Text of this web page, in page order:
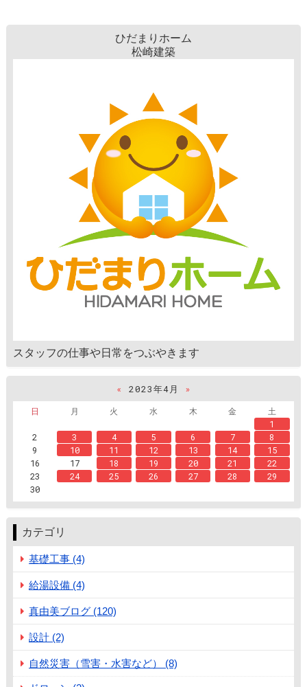
ひだまりホーム
松崎建築
スタッフの仕事や日常をつぶやきます
« 2023年4月
»
日
月 火 水 木 金
土
1
2
3 4 5 6 7
8
9
10 11 12 13 14
15
16
17 18 19 20 21
22
23
24 25 26 27 28
29
30
カテゴリ
基礎工事 (4)
給湯設備 (4)
真由美ブログ (120)
設計 (2)
自然災害（雪害・水害など） (8)